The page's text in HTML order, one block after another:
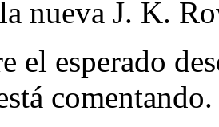
nueva J. K.
el esperado
comentando.